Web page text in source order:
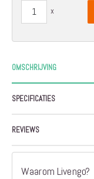
OMSCHRIJVING
SPECIFICATIES
REVIEWS
Waarom Livengo?